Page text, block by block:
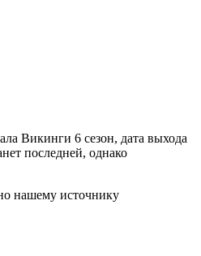
Викинги 6 сезон, дата выхода
последней, однако
нашему источнику